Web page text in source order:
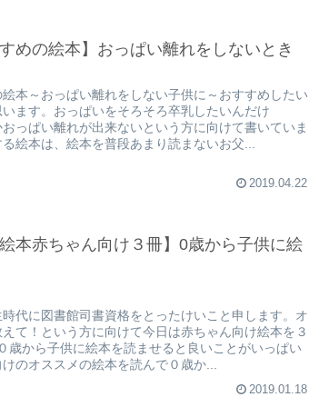
めの絵本】おっぱい離れをしないとき
本～おっぱい離れをしない子供に～おすすめしたい
ます。おっぱいをそろそろ卒乳したいんだけ
っぱい離れが出来ないという方に向けて書いていま
絵本は、絵本を普段あまり読まないお父...
2019.04.22
絵本赤ちゃん向け３冊】0歳から子供に絵
代に図書館司書資格をとったけいこと申します。オ
て！という方に向けて今日は赤ちゃん向け絵本を３
歳から子供に絵本を読ませると良いことがいっぱい
のオススメの絵本を読んで０歳か...
2019.01.18